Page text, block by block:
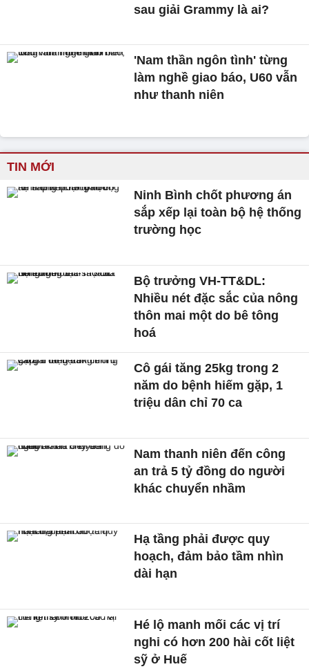
sau giải Grammy là ai?
'Nam thần ngôn tình' từng
làm nghề giao báo, U60 vẫn
như thanh niên
TIN MỚI
Ninh Bình chốt phương án
sắp xếp lại toàn bộ hệ thống
trường học
Bộ trưởng VH-TT&DL:
Nhiều nét đặc sắc của nông
thôn mai một do bê tông
hoá
Cô gái tăng 25kg trong 2
năm do bệnh hiếm gặp, 1
triệu dân chỉ 70 ca
Nam thanh niên đến công
an trả 5 tỷ đồng do người
khác chuyển nhầm
Hạ tầng phải được quy
hoạch, đảm bảo tầm nhìn
dài hạn
Hé lộ manh mối các vị trí
nghi có hơn 200 hài cốt liệt
sỹ ở Huế